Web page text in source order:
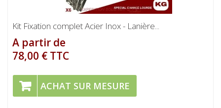
Kit Fixation complet Acier Inox - Lanière...
A partir de
78,00 € TTC
ACHAT SUR MESURE